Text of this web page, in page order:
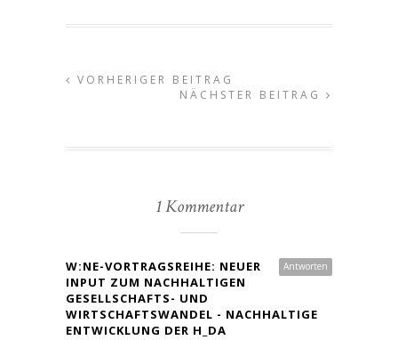
VORHERIGER BEITRAG
NÄCHSTER BEITRAG
1 Kommentar
Antworten
W:NE-VORTRAGSREIHE: NEUER
INPUT ZUM NACHHALTIGEN
GESELLSCHAFTS- UND
WIRTSCHAFTSWANDEL - NACHHALTIGE
ENTWICKLUNG DER H_DA